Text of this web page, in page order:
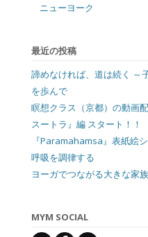
ニューヨーク
最近の投稿
諦めなければ、道は続く ～
を歩んで
瞑想クラス（京都）の動画
スートラ』編 スタート！！
『Paramahamsa』表紙絵
呼吸を調律する
ヨーガでつながる大きな家族
MYM SOCIAL